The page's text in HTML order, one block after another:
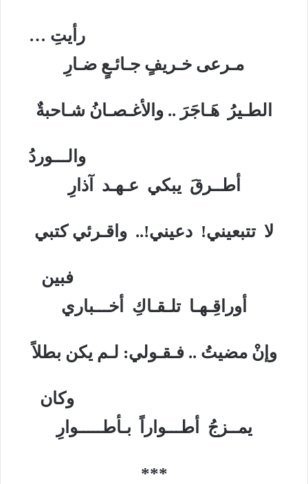
رأيتِ …
مـرعى خـريفٍ جـائـعٍ ضـارِ
الطـيرُ هَـاجَرَ .. والأغـصـانُ شـاحبةٌ
والـــوردُ
أطــرقَ يبكي عـهـد آذارِ
لا تتبعيني! دعيني!.. واقـرئي كتبي
فبين
أوراقِـهـا تلـقـاكِ أخـــباري
وإنْ مضيتُ .. فـقـولي: لـم يكن بطلاً
وكان
يمــزجُ أطـــواراً بـأطـــــوارِ
***